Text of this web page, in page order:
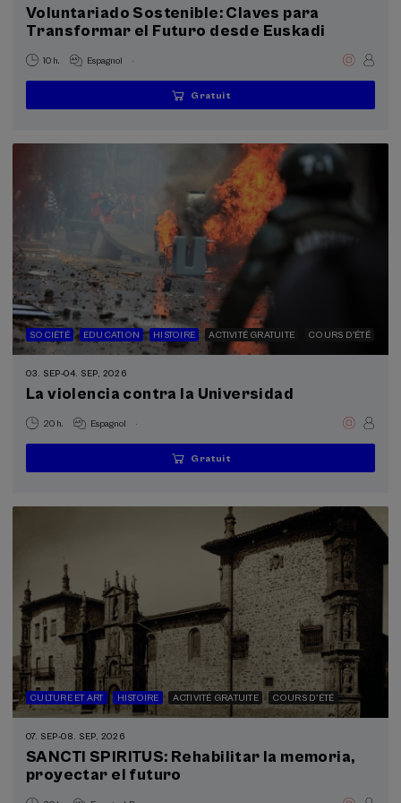
Type d'activité
Activité gratuite (7)
Programmes spéciaux
Objectifs de développement durable
Voluntariado Sostenible: Claves para
Transformar el Futuro desde Euskadi
10 h. Espagnol .
...
Gratuit
Dernières
places
Gratuit
Date
passée
Liste
d'attente
Période
d'inscription
SOCIÉTÉ EDUCATION HISTOIRE ACTIVITÉ GRATUITE COURS D'ÉTÉ
03. SEP-04. SEP, 2026
La violencia contra la Universidad
20 h. Espagnol .
...
Gratuit
Dernières
places
Gratuit
Date
passée
Liste
d'attente
Période
d'inscription
CULTURE ET ART HISTOIRE ACTIVITÉ GRATUITE COURS D'ÉTÉ
07. SEP-08. SEP, 2026
SANCTI SPIRITUS: Rehabilitar la memoria,
proyectar el futuro